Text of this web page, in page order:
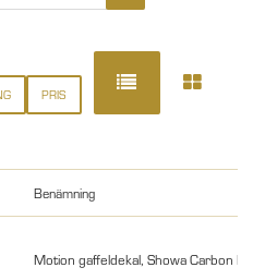
PRIS
Benämning
Motion gaffeldekal, Showa Carbon